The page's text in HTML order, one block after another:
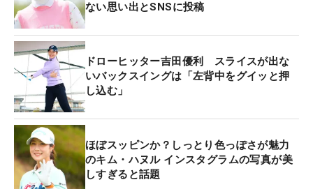
ない思い出とSNSに投稿
ドローヒッター吉田優利 スライスが出な
いバックスイングは「左背中をグイッと押
し込む」
ほぼスッピンか？しっとり色っぽさが魅力
のキム・ハヌル インスタグラムの写真が美
しすぎると話題